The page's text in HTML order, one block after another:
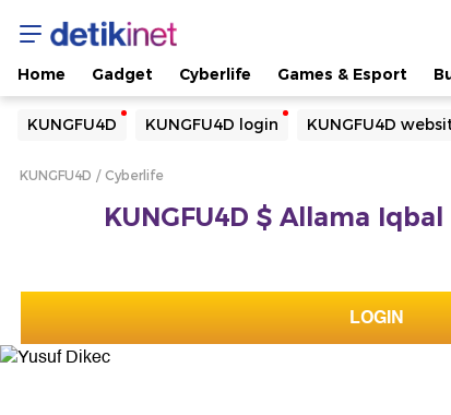
Home Gadget Cyberlife Games & Esport
KUNGFU4D KUNGFU4D login KUNGFU4D
Yang sedang ramai dicari
Loading...
KUNGFU4D Cyberlife
KUNGFU4D $ Allama
LOGIN